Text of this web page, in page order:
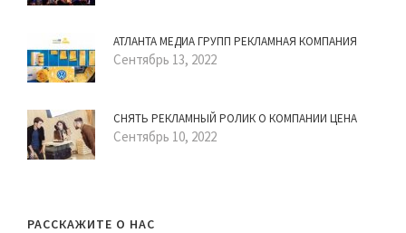
АТЛАНТА МЕДИА ГРУПП РЕКЛАМНАЯ КОМПАНИЯ
Сентябрь 13, 2022
СНЯТЬ РЕКЛАМНЫЙ РОЛИК О КОМПАНИИ ЦЕНА
Сентябрь 10, 2022
РАССКАЖИТЕ О НАС